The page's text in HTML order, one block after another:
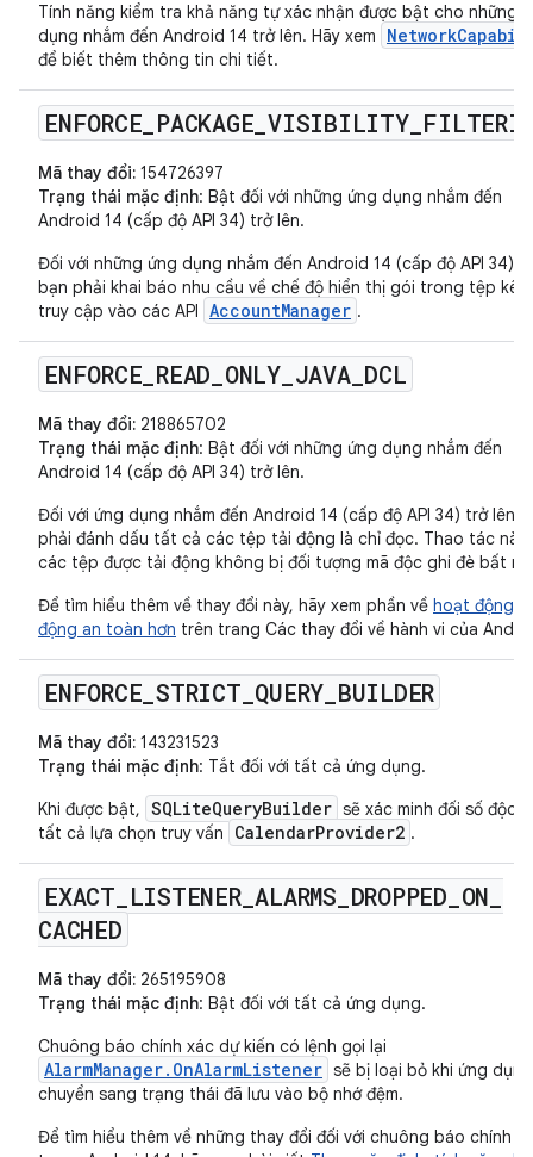
Tính năng kiểm tra khả năng tự xác nhận được bật cho những
dụng nhắm đến Android 14 trở lên. Hãy xem
để biết thêm thông tin chi tiết.
ENFORCE PACKAGE VISIBILITY_
Mã thay đổi: 154726397
Trạng thái mặc định: Bật đối với những ứng dụng nhắm đến
Android 14 (cấp độ API 34) trở lên.
Đối với những ứng dụng nhắm đến Android 14 (cấp độ API 34)
bạn phải khai báo nhu cầu về chế độ hiển thị gói trong tệp kê
truy cập vào các API AccountManager .
ENFORCE READ ONLY_ JAVA_ DCL
Mã thay đổi: 218865702
Trạng thái mặc định: Bật đối với những ứng dụng nhắm đến
Android 14 (cấp độ API 34) trở lên.
Đối với ứng dụng nhắm đến Android 14 (cấp độ API 34) trở lên,
phải đánh dấu tất cả các tệp tải động là chỉ đọc. Thao tác này
các tệp được tải động không bị đối tượng mã độc ghi đè bất
Để tìm hiểu thêm về thay đổi này, hãy xem phần về hoạt động
động an toàn hơn trên trang Các thay đổi về hành vi của
ENFORCE STRICT QUERY BUILDER
Mã thay đổi: 143231523
Trạng thái mặc định: Tắt đối với tất cả ứng dụng.
Khi được bật, SQLiteQueryBuilder sẽ xác minh đối số độc
tất cả lựa chọn truy vấn
CalendarProvider2 .
EXACT LISTENER_ ALARMS DROPPED ON
CACHED
Mã thay đổi: 265195908
Trạng thái mặc định: Bật đối với tất cả ứng dụng.
Chuông báo chính xác dự kiến có lệnh gọi lại
AlarmManager.OnAlarmListener sẽ bị loại bỏ khi ứng
chuyển sang trạng thái đã lưu vào bộ nhớ đệm.
Để tìm hiểu thêm về những thay đổi đối với chuông báo chính